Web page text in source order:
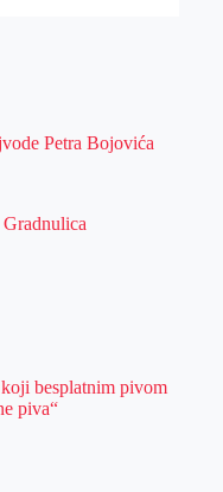
Petra Bojovića
besplatnim pivom
piva“